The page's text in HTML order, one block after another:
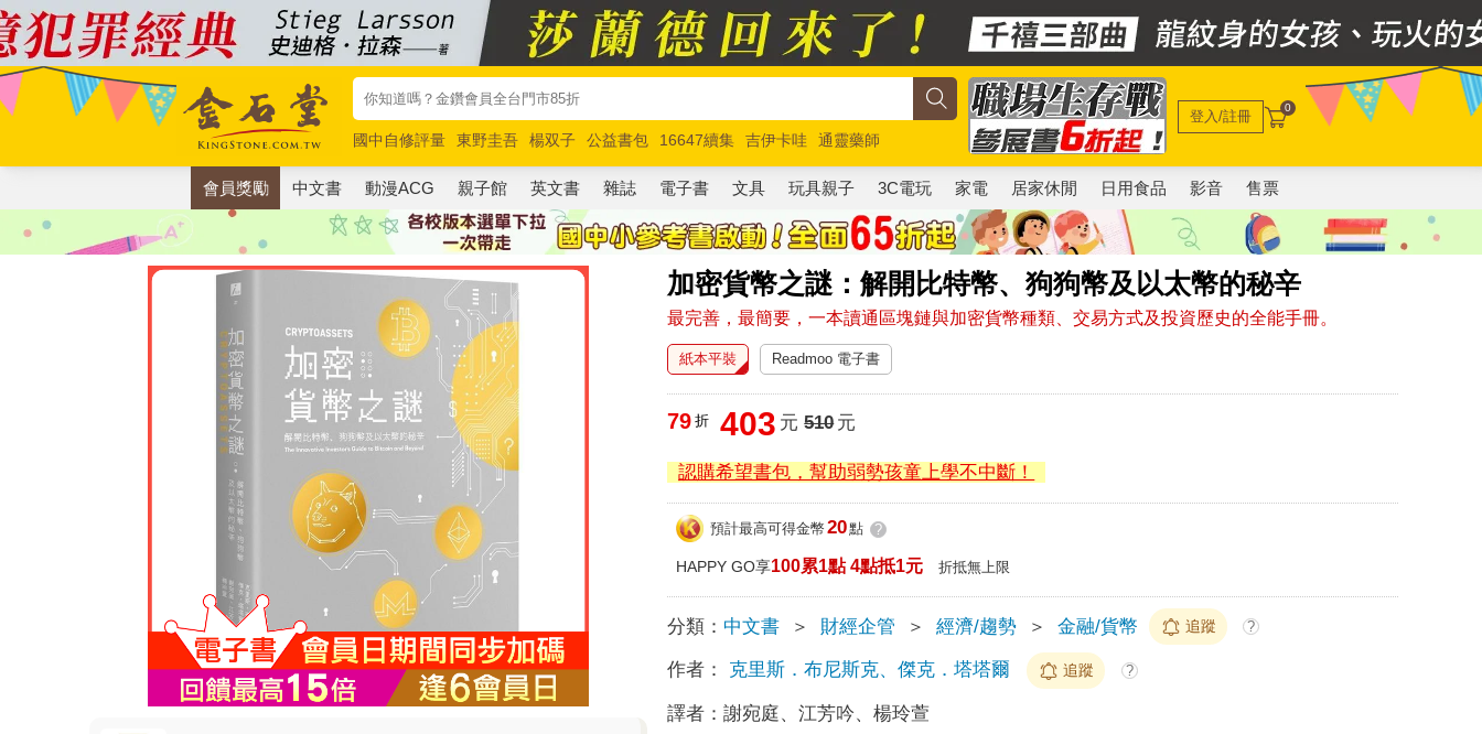
國中自修評量 東野圭吾 楊双子 公益書包 16647續集 吉伊卡哇
通靈藥師
唯紅花綻放
奧德賽 路邊攤新作 馬斯克 玩具總動員5 超慢跑
登入/註冊 0
會員獎勵 中文書 動漫ACG 親子館 英文書 雜誌 電子書 文具 玩具親子 3C電玩 家電 居家休閒 日用食品 影音 售票
加密貨幣之謎：解開比特幣、狗狗幣及以太幣的秘辛
最完善，最簡要，一本讀通區塊鏈與加密貨幣種類、交易方式及投資歷史的全能手冊。
紙本平裝 Readmoo 電子書
79 折 403 元 510元
認購希望書包，幫助弱勢孩童上學不中斷！
預計最高可得金幣 20點 ?
HAPPY GO享100累1點 4點抵1元 折抵無上限
分類： 中文書 ＞ 財經企管 ＞ 經濟/趨勢 ＞ 金融/貨幣 追蹤 ?
作者： 克里斯．布尼斯克、傑克．塔塔爾 追蹤 ?
譯者：謝宛庭、江芳吟、楊玲萱